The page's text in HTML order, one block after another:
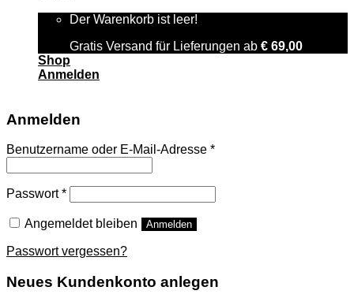
Der Warenkorb ist leer!
Gratis Versand für Lieferungen ab € 69,00
Shop
Anmelden
Anmelden
Benutzername oder E-Mail-Adresse *
Passwort*
Angemeldet bleiben Anmelden
Passwort vergessen?
Neues Kundenkonto anlegen